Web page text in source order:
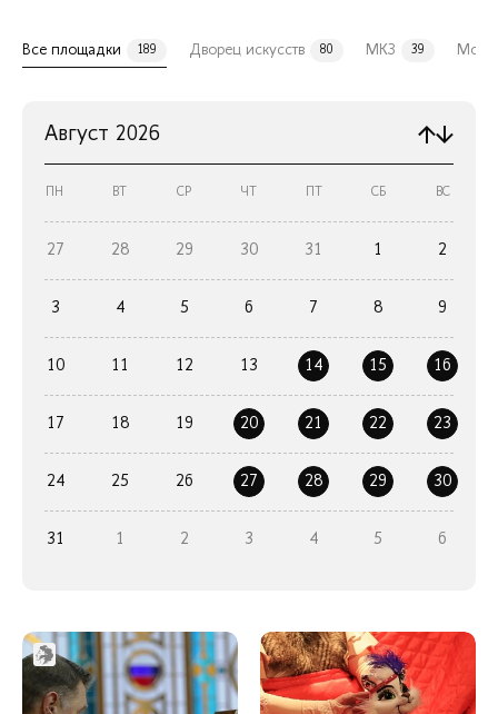
Все площадки 189 Дворец искусств 80 МКЗ 39
Август 2026
ПН ВТ СР ЧТ СБ ВС
27 28 29 30 31 1 2
3 4 5 6 7 8 9
10 11 12 13 14 15 16
17 18 19 20 21 22 23
24 25 26 27 28 29 30
31 1 2 3 4 5 6